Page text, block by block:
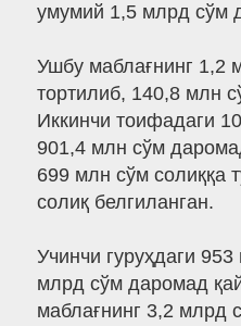
умумий 1,5 млрд сўм
Ушбу маблағнинг 1,2
тортилиб, 140,8 млн
Иккинчи тоифадаги
901,4 млн сўм
699 млн сўм солиққа
солиқ белгиланган.
Учинчи гуруҳдаги
млрд сўм даромад
маблағнинг 3,2 млрд